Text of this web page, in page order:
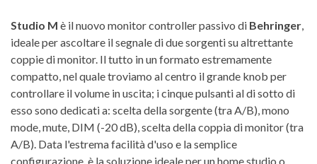
Studio M è il nuovo monitor controller passivo di Behringer
ideale per ascoltare il segnale di due sorgenti su altrettante
coppie di monitor. Il tutto in un formato estremamente
compatto, nel quale troviamo al centro il grande knob per
controllare il volume in uscita; i cinque pulsanti al di sotto di
esso sono dedicati a: scelta della sorgente (tra A/B), mono
mode, mute, DIM (-20 dB), scelta della coppia di monitor (tra
A/B). Data l'estrema facilità d'uso e la semplice
configurazione, è la soluzione ideale per un home studio o